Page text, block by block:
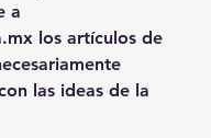
a
los artículos de
las ideas de la